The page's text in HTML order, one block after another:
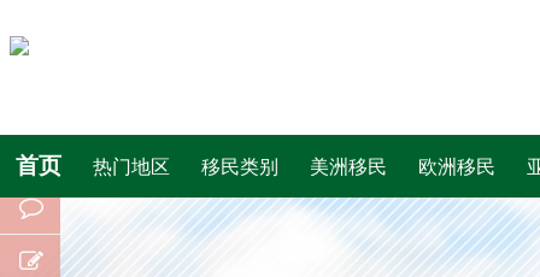
首页 热门地区 移民类别 美洲移民 欧洲移民